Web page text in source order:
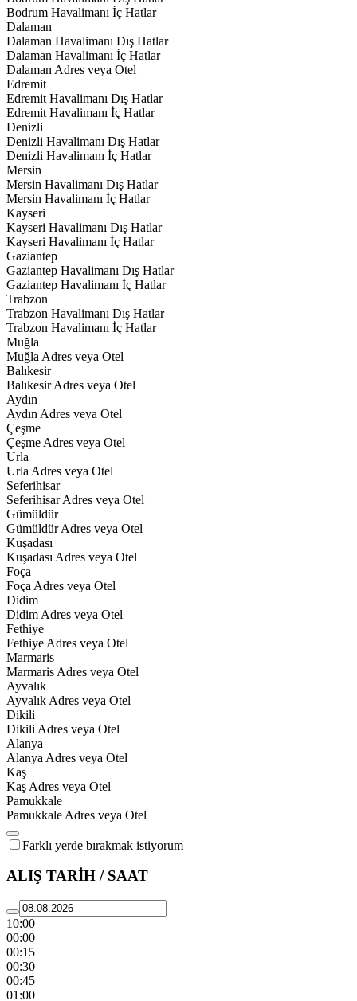
Bodrum Havalimanı İç Hatlar
Dalaman
Dalaman Havalimanı Dış Hatlar
Dalaman Havalimanı İç Hatlar
Dalaman Adres veya Otel
Edremit
Edremit Havalimanı Dış Hatlar
Edremit Havalimanı İç Hatlar
Denizli
Denizli Havalimanı Dış Hatlar
Denizli Havalimanı İç Hatlar
Mersin
Mersin Havalimanı Dış Hatlar
Mersin Havalimanı İç Hatlar
Kayseri
Kayseri Havalimanı Dış Hatlar
Kayseri Havalimanı İç Hatlar
Gaziantep
Gaziantep Havalimanı Dış Hatlar
Gaziantep Havalimanı İç Hatlar
Trabzon
Trabzon Havalimanı Dış Hatlar
Trabzon Havalimanı İç Hatlar
Muğla
Muğla Adres veya Otel
Balıkesir
Balıkesir Adres veya Otel
Aydın
Aydın Adres veya Otel
Çeşme
Çeşme Adres veya Otel
Urla
Urla Adres veya Otel
Seferihisar
Seferihisar Adres veya Otel
Gümüldür
Gümüldür Adres veya Otel
Kuşadası
Kuşadası Adres veya Otel
Foça
Foça Adres veya Otel
Didim
Didim Adres veya Otel
Fethiye
Fethiye Adres veya Otel
Marmaris
Marmaris Adres veya Otel
Ayvalık
Ayvalık Adres veya Otel
Dikili
Dikili Adres veya Otel
Alanya
Alanya Adres veya Otel
Kaş
Kaş Adres veya Otel
Pamukkale
Pamukkale Adres veya Otel
Farklı yerde bırakmak istiyorum
ALIŞ TARİH / SAAT
10:00
00:00
00:15
00:30
00:45
01:00